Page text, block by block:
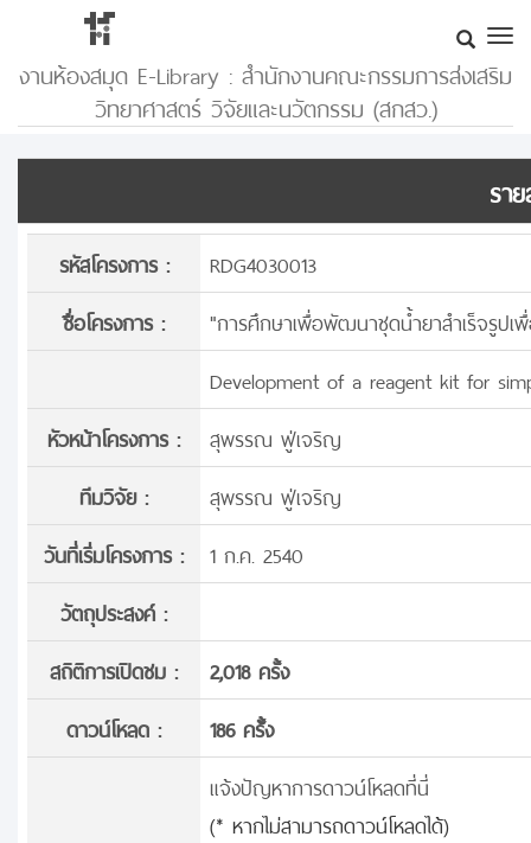
งานห้องสมุด E-Library : สำนักงานคณะกรรมการส่งเสริม
วิทยาศาสตร์ วิจัยและนวัตกรรม (สกสว.)
รา
รหัสโครงการ :
RDG4030013
ชื่อโครงการ :
"การศึกษาเพื่อพัฒนาชุดน้ำยาสำเร็จรูปเ
Development of a reagent kit for
หัวหน้าโครงการ :
สุพรรณ ฟู่เจริญ
ทีมวิจัย :
สุพรรณ ฟู่เจริญ
วันที่เริ่มโครงการ :
1 ก.ค. 2540
วัตถุประสงค์ :
สถิติการเปิดชม :
2,018 ครั้ง
ดาวน์โหลด :
186 ครั้้ง
แจ้งปัญหาการดาวน์โหลดที่นี่
(* หากไม่สามารถดาวน์โหลดได้)